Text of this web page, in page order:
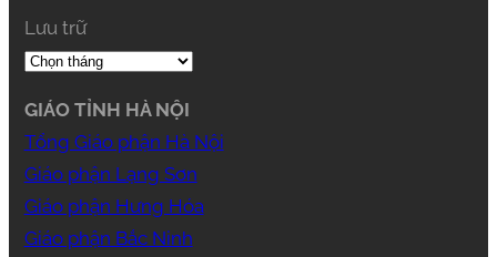
Lưu trữ
GIÁO TỈNH HÀ NỘI
Tổng Giáo phận Hà Nội
Giáo phận Lạng Sơn
Giáo phận Hưng Hóa
Giáo phận Bắc Ninh